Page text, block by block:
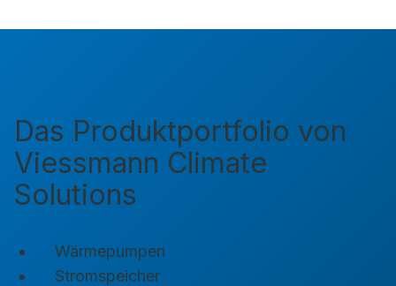
Das Produktportfolio von
Viessmann Climate
Solutions
Wärmepumpen
Stromspeicher